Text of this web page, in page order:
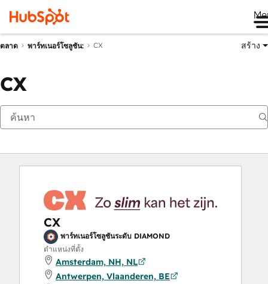
ตลาด พาร์ทเนอร์โซลูชัน: CX สร้าง
CX
CX
พาร์ทเนอร์โซลูชันระดับ DIAMOND
ตำแหน่งที่ตั้ง
Amsterdam, NH, NL
Antwerpen, Vlaanderen, BE